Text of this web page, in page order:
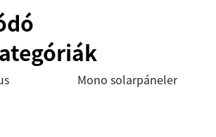
Mono solarpáneler